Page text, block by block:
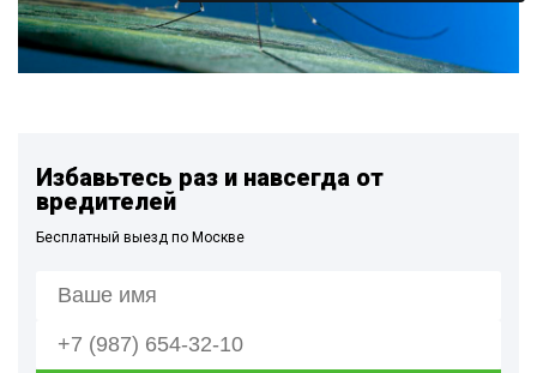
Избавьтесь раз и навсегда от
вредителей
Бесплатный выезд по Москве